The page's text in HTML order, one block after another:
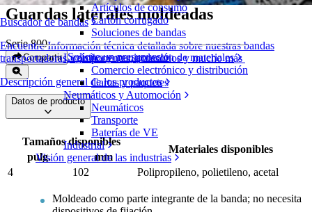
Buscador de bandas
Encuentre Información técnica detallada sobre nuestras bandas
transportadoras, componentes, accesorios y mucho más
Descripción general de los productos
Artículos de consumo
Cartón corrugado
Soluciones de bandas
Logística y manipulación de materiales
Comercio electrónico y distribución
Cartas y paquetes
Neumáticos y Automoción
Neumáticos
Transporte
Baterías de VE
Industrial
Visión general de las industrias
Guardas laterales moldeadas
Serie 800
Compartir Solicite un presupuesto
Datos de producto
Tamaños disponibles
Materiales disponibles
pulg.
mm
4
102 Polipropileno, polietileno, acetal
Moldeado como parte integrante de la banda; no necesita